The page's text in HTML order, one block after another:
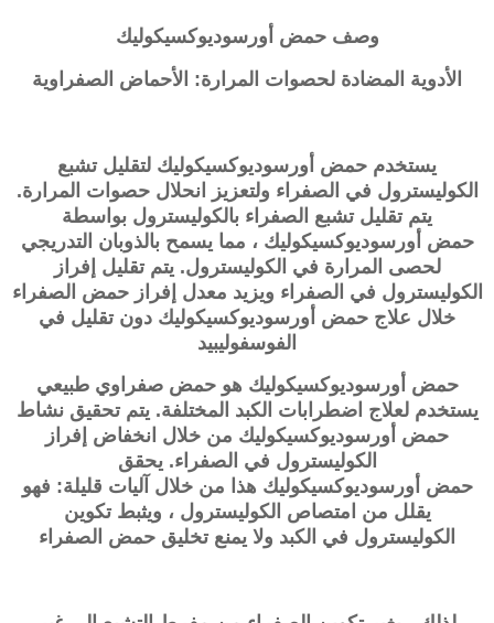
وصفحمض أورسوديوكسيكوليك
الأدوية المضادة لحصوات المرارة: الأحماض الصفراوية
يستخدم حمض أورسوديوكسيكوليك لتقليل تشبع
الكوليسترول في الصفراء ولتعزيز انحلال حصوات المرارة.
يتم تقليل تشبع الصفراء بالكوليسترول بواسطة
حمض أورسوديوكسيكوليك ، مما يسمح بالذوبان التدريجي
لحصى المرارة في الكوليسترول. يتم تقليل إفراز
الكوليسترول في الصفراء ويزيد معدل إفراز حمض الصفراء
خلال علاج حمض أورسوديوكسيكوليك دون تقليل في
الفوسفوليبيد
حمض أورسوديوكسيكوليك هو حمض صفراوي طبيعي
يستخدم لعلاج اضطرابات الكبد المختلفة. يتم تحقيق نشاط
حمض أورسوديوكسيكوليك من خلال انخفاض إفراز
الكوليسترول في الصفراء. يحقق
حمض أورسوديوكسيكوليك هذا من خلال آليات قليلة: فهو
يقلل من امتصاص الكوليسترول ، ويثبط تكوين
الكوليسترول في الكبد ولا يمنع تخليق حمض الصفراء